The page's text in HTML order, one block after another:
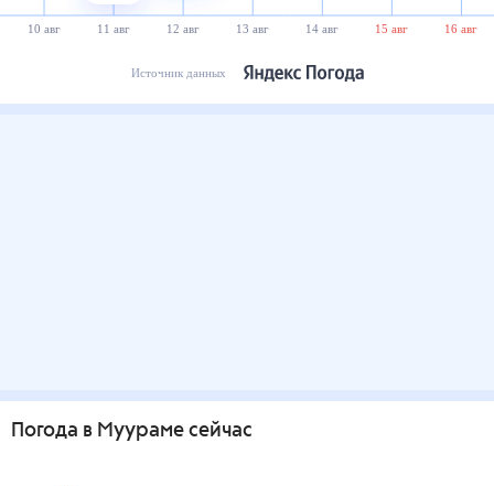
10 авг 11 авг 12 авг 13 авг 14 авг 15 авг 16 авг
Источник данных
Погода в Муураме сейчас